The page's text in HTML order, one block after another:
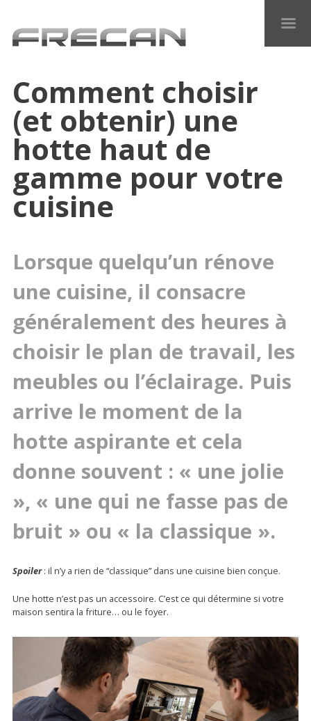
Comment choisir
(et obtenir) une
hotte haut de
gamme pour votre
cuisine
Lorsque quelqu’un rénove
une cuisine, il consacre
généralement des heures à
choisir le plan de travail, les
meubles ou l’éclairage. Puis
arrive le moment de la
hotte aspirante et cela
donne souvent : « une jolie
», « une qui ne fasse pas de
bruit » ou « la classique ».
Spoiler: il n’y a rien de “classique” dans une cuisine bien conçue.
Une hotte n’est pas un accessoire. C’est ce qui détermine si votre
maison sentira la friture… ou le foyer.